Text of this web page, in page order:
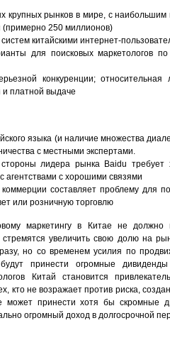
крупных рынков в мире, с наибольшим
(примерно 250 миллионов)
китайскими интернет-
для поисковых маркетологов
конкуренции; относительная
и платной выдаче
языка (и наличие множества
с местными экспертами.
стороны лидера рынка Baidu
агентствами с хорошими связями
составляет проблему для
или розничную торговлю
маркетингу в Китае не должно
увеличить свою долю на
но со временем усилия по
принести огромные
Китай становится
кто не возражает против риска,
может принести хотя бы скромные
огромный доход в долгосрочной